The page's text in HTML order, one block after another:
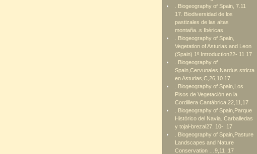
. Biogeography of Spain, 7.11
17. Biodiversidad de los
pastizales de las altas
montaña..s Ibéricas
. Biogeography of Spain,
Vegetation of Asturias and Leon
(Spain) 1º.Introduction22- 11 17
. Biogeography of
Spain,Cervunales,Nardus stricta
en Asturias,C,26,10 17
. Biogeography of Spain,Los
Pisos de Vegetación en la
Cordillera Cantábrica,22,11,17
. Biogeography of Spain,Parque
Histórico del Navia. Carballedas
y tojal-brezal27. 10-. 17
. Biogeography of Spain,Pasture
Landscapes and Nature
Conservation …9,11 .17